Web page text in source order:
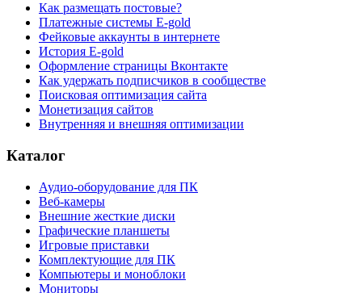
Как размещать постовые?
Платежные системы E-gold
Фейковые аккаунты в интернете
История E-gold
Оформление страницы Вконтакте
Как удержать подписчиков в сообществе
Поисковая оптимизация сайта
Монетизация сайтов
Внутренняя и внешняя оптимизации
Каталог
Аудио-оборудование для ПК
Веб-камеры
Внешние жесткие диски
Графические планшеты
Игровые приставки
Комплектующие для ПК
Компьютеры и моноблоки
Мониторы